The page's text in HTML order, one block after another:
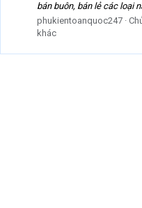
bán buôn, bán lẻ các loại
phukientoanquoc247
khác